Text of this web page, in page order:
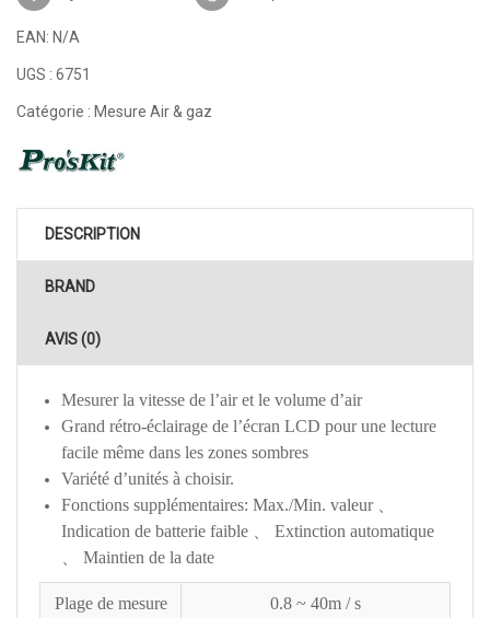
EAN: N/A
UGS : 6751
Catégorie : Mesure Air & gaz
DESCRIPTION
BRAND
AVIS (0)
Mesurer la vitesse de l’air et le volume d’air
Grand rétro-éclairage de l’écran LCD pour une lecture
facile même dans les zones sombres
Variété d’unités à choisir.
Fonctions supplémentaires: Max./Min. valeur 、
Indication de batterie faible 、 Extinction automatique
、 Maintien de la date
Plage de mesure 0.8 ~ 40m / s